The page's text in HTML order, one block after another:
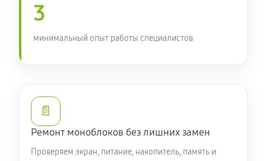
3
минимальный опыт работы специалистов
📄
Ремонт моноблоков без лишних замен
Проверяем экран, питание, накопитель, память и